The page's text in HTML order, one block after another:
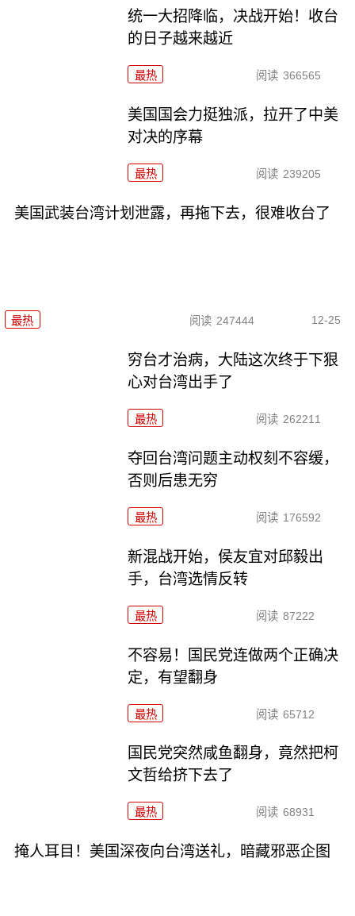
统一大招降临，决战开始！收台
的日子越来越近
最热 阅读 366565
美国国会力挺独派，拉开了中美
对决的序幕
最热 阅读 239205
美国武装台湾计划泄露，再拖下去，很难收台了
最热 阅读 247444 12-25
穷台才治病，大陆这次终于下狠
心对台湾出手了
最热 阅读 262211
夺回台湾问题主动权刻不容缓，
否则后患无穷
最热 阅读 176592
新混战开始，侯友宜对邱毅出
手，台湾选情反转
最热 阅读 87222
不容易！国民党连做两个正确决
定，有望翻身
最热 阅读 65712
国民党突然咸鱼翻身，竟然把柯
文哲给挤下去了
最热 阅读 68931
掩人耳目！美国深夜向台湾送礼，暗藏邪恶企图